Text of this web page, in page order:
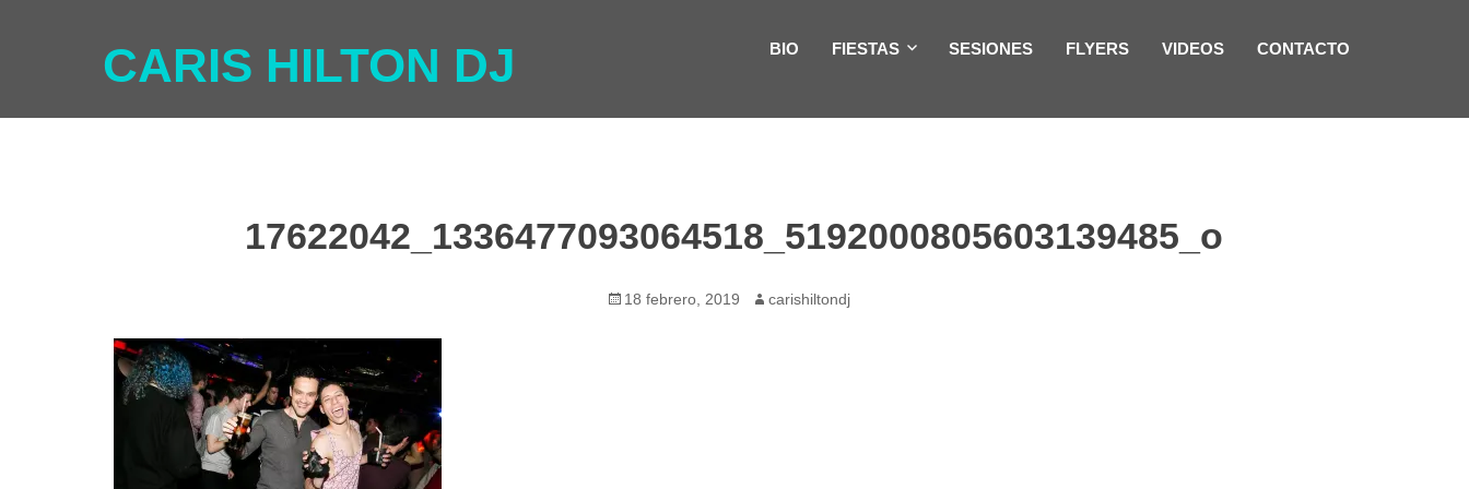
CARIS HILTON DJ BIO FIESTAS SESIONES FLYERS VIDEOS CONTACTO
17622042_1336477093064518_5192000805603139485_o
Publicado
18 febrero, 2019 Autor
carishiltondj